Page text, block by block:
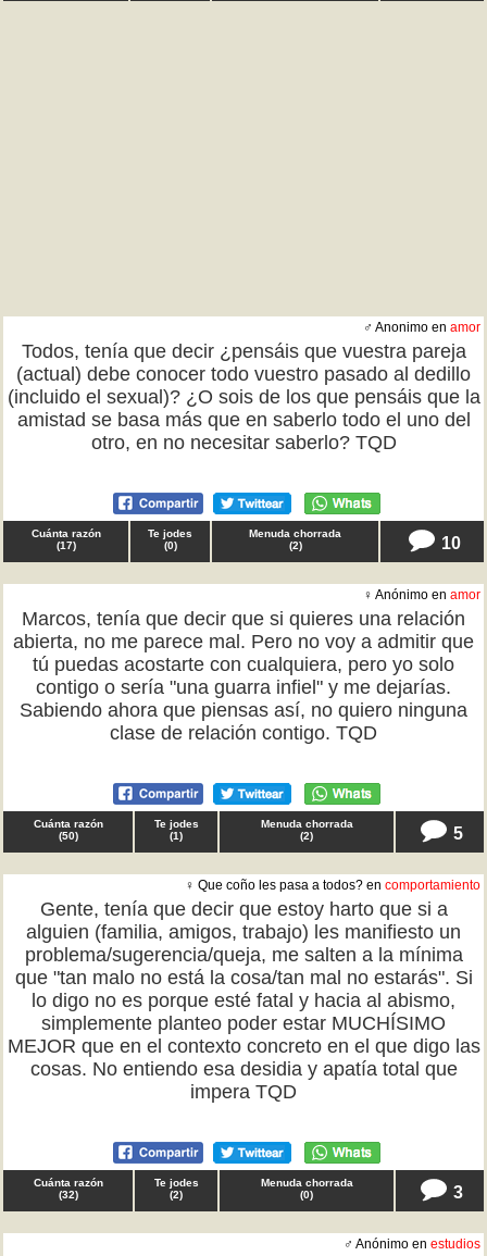
♂ Anonimo en amor
Todos, tenía que decir ¿pensáis que vuestra pareja
(actual) debe conocer todo vuestro pasado al dedillo
(incluido el sexual)? ¿O sois de los que pensáis que la
amistad se basa más que en saberlo todo el uno del
otro, en no necesitar saberlo? TQD
Cuánta razón
(17)
Te jodes
(0)
Menuda chorrada
(2) 10
♀ Anónimo en amor
Marcos, tenía que decir que si quieres una relación
abierta, no me parece mal. Pero no voy a admitir que
tú puedas acostarte con cualquiera, pero yo solo
contigo o sería "una guarra infiel" y me dejarías.
Sabiendo ahora que piensas así, no quiero ninguna
clase de relación contigo. TQD
Cuánta razón
(50)
Te jodes
(1)
Menuda chorrada
(2) 5
♀ Que coño les pasa a todos? en comportamiento
Gente, tenía que decir que estoy harto que si a
alguien (familia, amigos, trabajo) les manifiesto un
problema/sugerencia/queja, me salten a la mínima
que "tan malo no está la cosa/tan mal no estarás". Si
lo digo no es porque esté fatal y hacia al abismo,
simplemente planteo poder estar MUCHÍSIMO
MEJOR que en el contexto concreto en el que digo las
cosas. No entiendo esa desidia y apatía total que
impera TQD
Cuánta razón
(32)
Te jodes
(2)
Menuda chorrada
(0) 3
♂ Anónimo en estudios